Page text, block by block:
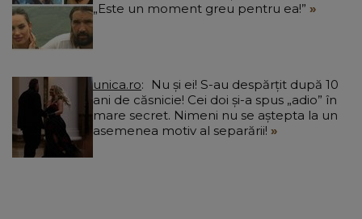
„Este un moment greu pentru ea!”
unica.ro
ani de căsnicie! Cei doi și-a spus „adio” în
mare secret. Nimeni nu se aștepta la un
asemenea motiv al separării!